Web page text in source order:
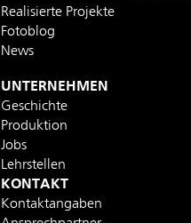
Realisierte Projekte
Fotoblog
News
UNTERNEHMEN
Geschichte
Produktion
Jobs
Lehrstellen
KONTAKT
Kontaktangaben